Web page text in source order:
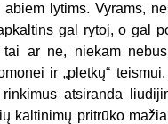
abiem lytims. Vyrams,
gal rytoj, o gal
tai ar ne, niekam
ir „pletkų“
atsiranda
kaltinimų pritrūko